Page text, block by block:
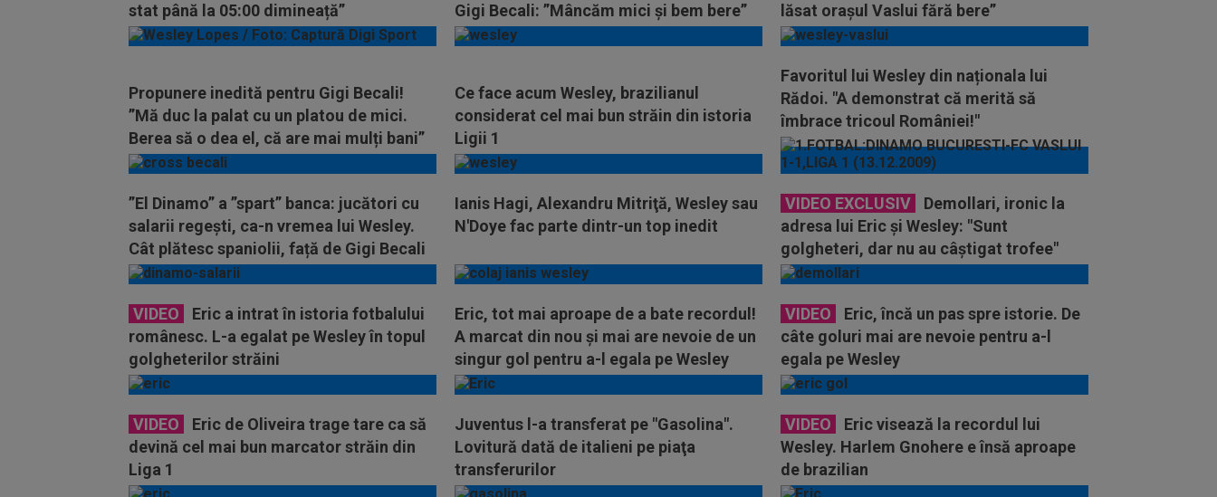
stat până la 05:00 dimineață”
Gigi Becali: ”Mâncăm mici și bem bere”
lăsat orașul Vaslui fără bere”
Propunere inedită pentru Gigi Becali!
”Mă duc la palat cu un platou de mici.
Berea să o dea el, că are mai mulți bani”
Ce face acum Wesley, brazilianul
considerat cel mai bun străin din istoria
Ligii 1
Favoritul lui Wesley din naționala lui
Rădoi. "A demonstrat că merită să
îmbrace tricoul României!"
”El Dinamo” a ”spart” banca: jucători cu
salarii regești, ca-n vremea lui Wesley.
Cât plătesc spaniolii, față de Gigi Becali
Ianis Hagi, Alexandru Mitriţă, Wesley sau
N'Doye fac parte dintr-un top inedit
VIDEO EXCLUSIV
Demollari, ironic la
adresa lui Eric și Wesley: "Sunt
golgheteri, dar nu au câștigat trofee"
VIDEO
Eric a intrat în istoria fotbalului
românesc. L-a egalat pe Wesley în topul
golgheterilor străini
Eric, tot mai aproape de a bate recordul!
A marcat din nou și mai are nevoie de un
singur gol pentru a-l egala pe Wesley
VIDEO
Eric, încă un pas spre istorie. De
câte goluri mai are nevoie pentru a-l
egala pe Wesley
VIDEO
Eric de Oliveira trage tare ca să
devină cel mai bun marcator străin din
Liga 1
Juventus l-a transferat pe "Gasolina".
Lovitură dată de italieni pe piaţa
transferurilor
VIDEO
Eric visează la recordul lui
Wesley. Harlem Gnohere e însă aproape
de brazilian